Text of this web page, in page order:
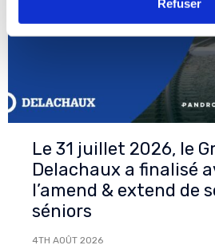
Refuser
Le 31 juillet 2026, le
Delachaux a finalisé
l’amend & extend de
séniors
4TH AOÛT 2026